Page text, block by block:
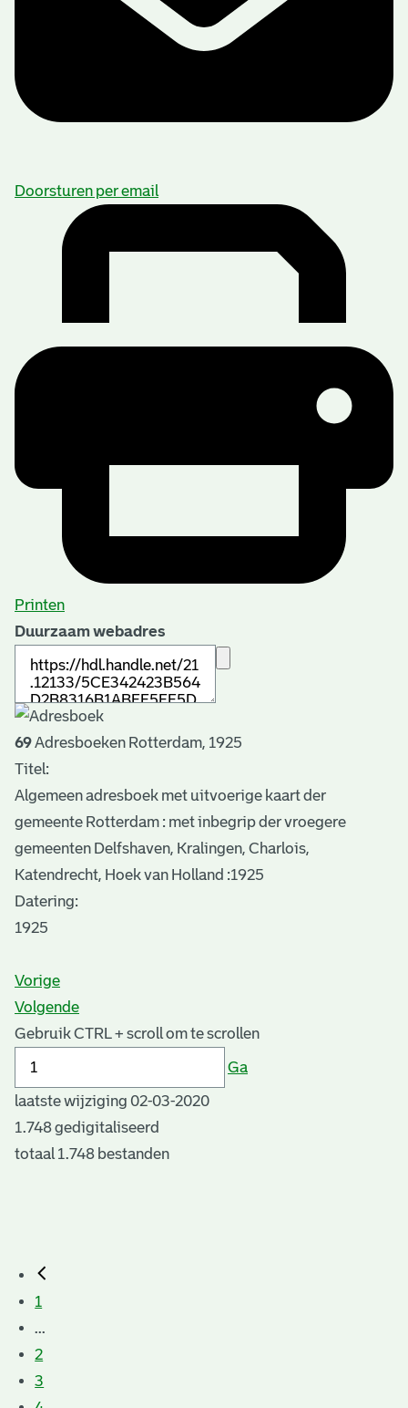
Doorsturen per email
Printen
Duurzaam webadres
69Adresboeken Rotterdam, 1925
Titel:
Algemeen adresboek met uitvoerige kaart der
gemeente Rotterdam : met inbegrip der vroegere
gemeenten Delfshaven, Kralingen, Charlois,
Katendrecht, Hoek van Holland :1925
Datering:
1925
Vorige
Volgende
Gebruik CTRL + scroll om te scrollen
Ga
laatste wijziging 02-03-2020
1.748 gedigitaliseerd
totaal 1.748 bestanden
1
...
2
3